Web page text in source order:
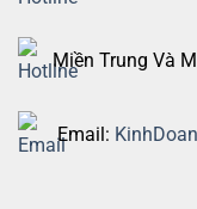
Miền Trung Và
Email: